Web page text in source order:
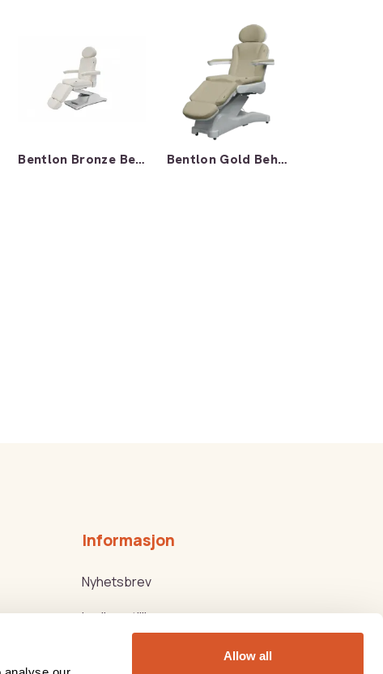
Allow all
Bentlon Bronze Behandlingsbenk Bentlon Gold Behandlingsbenk
Informasjon
Nyhetsbrev
Ledige stillinger
Kjøps-/Leveringsbetingelser